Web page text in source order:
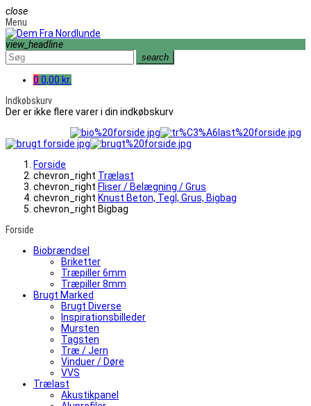
close
Menu
view_headline
search
0 0,00 kr.
Indkøbskurv
Der er ikke flere varer i din indkøbskurv
Forside
chevron_right Trælast
chevron_right Fliser / Belægning / Grus
chevron_right Knust Beton, Tegl, Grus, Bigbag
chevron_right Bigbag
Forside
Biobrændsel
Briketter
Træpiller 6mm
Træpiller 8mm
Brugt Marked
Brugt Diverse
Inspirationsbilleder
Mursten
Tagsten
Træ / Jern
Vinduer / Døre
VVS
Trælast
Akustikpanel